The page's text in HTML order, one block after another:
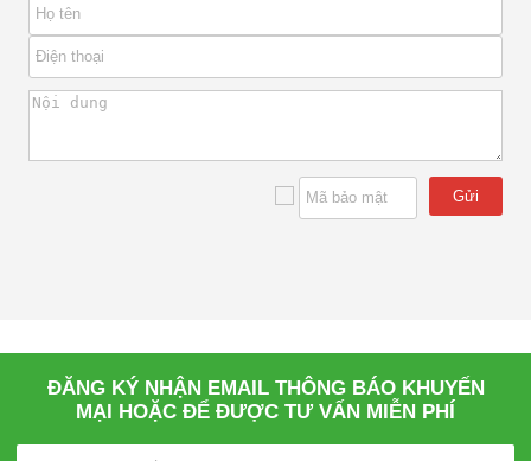
Gửi
ĐĂNG KÝ NHẬN EMAIL THÔNG BÁO KHUYẾN
MẠI HOẶC ĐỂ ĐƯỢC TƯ VẤN MIỄN PHÍ